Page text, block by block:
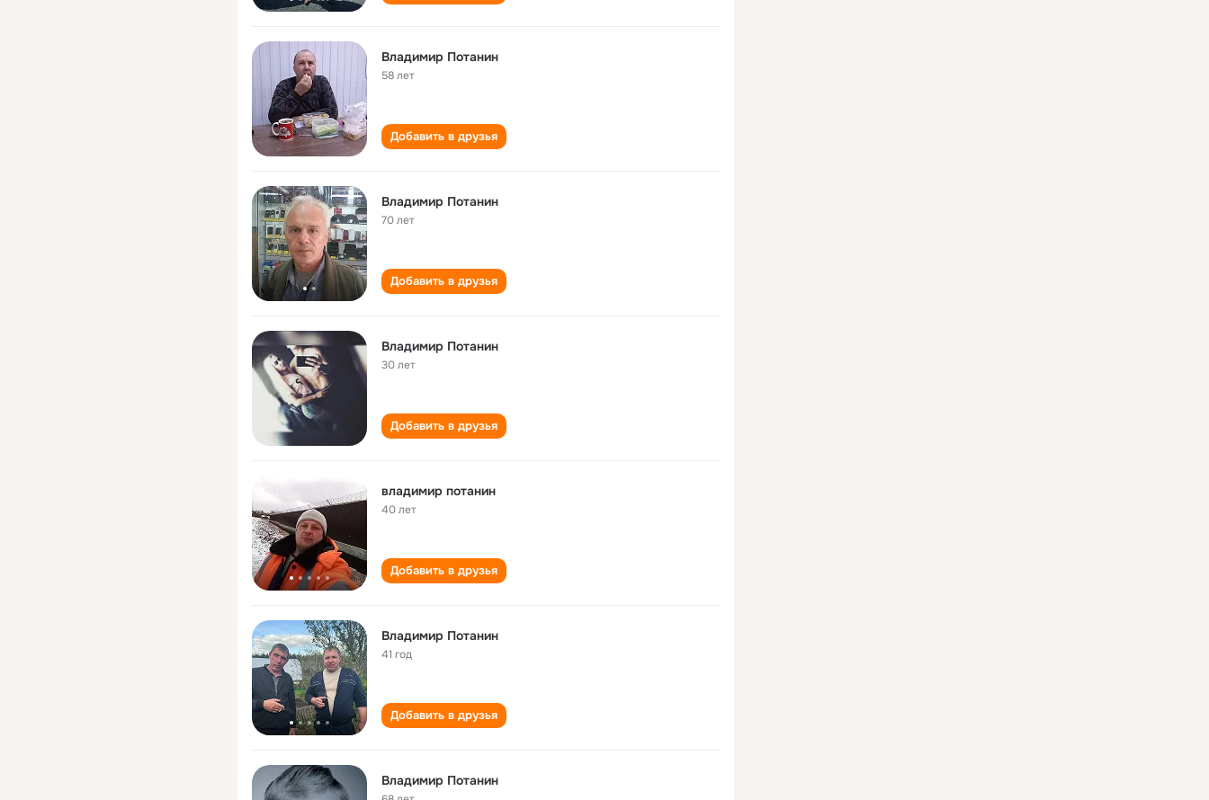
Владимир Потанин
58 лет
Добавить в друзья
Владимир Потанин
70 лет
Добавить в друзья
Владимир Потанин
30 лет
Добавить в друзья
владимир потанин
40 лет
Добавить в друзья
Владимир Потанин
41 год
Добавить в друзья
Владимир Потанин